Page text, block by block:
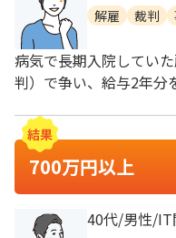
解雇 裁判
病気で長期入院してい
判）で争い、給与2年分
700万円以上
40代/男性/IT